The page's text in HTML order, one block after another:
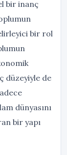
bir inanç
bir rol
düzeyiyle de
dünyasını
bir yapı